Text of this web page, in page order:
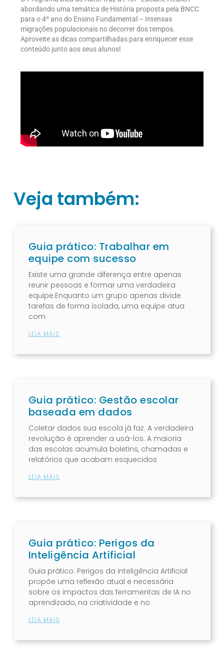
abordando uma temática de História proposta pela BNCC
para o 4º ano do Ensino Fundamental – Intensas
migrações populacionais no decorrer dos tempos.
Aproveite as dicas compartilhadas para enriquecer esse
conteúdo junto aos seus alunos!
Veja também:
Guia prático: Trabalhar em
equipe com sucesso
Existe uma grande diferença entre apenas
reunir pessoas e formar uma verdadeira
equipe.Enquanto um grupo apenas divide
tarefas de forma isolada, uma equipe atua
com
LEIA MAIS
Guia prático: Gestão escolar
baseada em dados
Coletar dados sua escola já faz. A verdadeira
revolução é aprender a usá-los. A maioria
das escolas acumula boletins, chamadas e
relatórios que acabam esquecidos
LEIA MAIS
Guia prático: Perigos da
Inteligência Artificial
Guia prático: Perigos da Inteligência Artificial
propõe uma reflexão atual e necessária
sobre os impactos das ferramentas de IA no
aprendizado, na criatividade e no
LEIA MAIS